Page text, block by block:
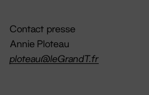
Contact presse
Annie Ploteau
ploteau@leGrandT.fr